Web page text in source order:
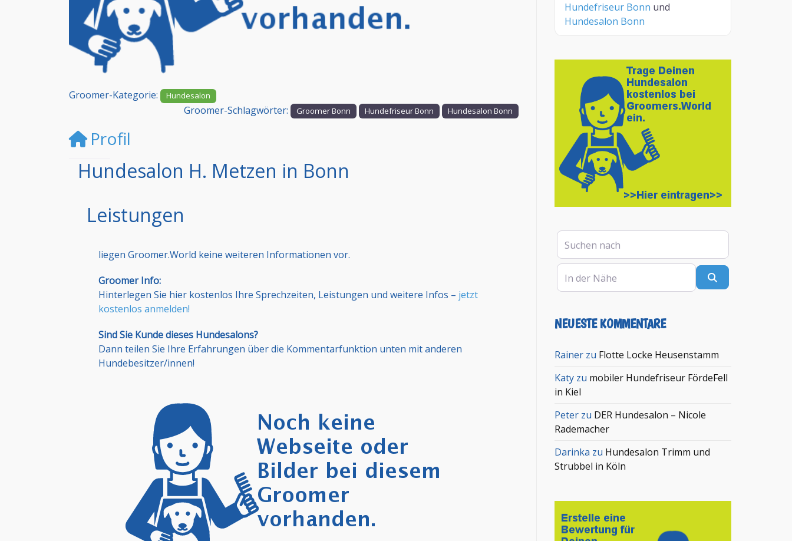
Groomer-Kategorie: Hundesalon
Groomer-Schlagwörter: Groomer Bonn Hundefriseur Bonn Hundesalon Bonn
Profil
Hundesalon H. Metzen in Bonn
Leistungen
liegen Groomer.World keine weiteren Informationen vor.
Groomer Info:
Hinterlegen Sie hier kostenlos Ihre Sprechzeiten, Leistungen und weitere Infos – jetzt
kostenlos anmelden!
Sind Sie Kunde dieses Hundesalons?
Dann teilen Sie Ihre Erfahrungen über die Kommentarfunktion unten mit anderen
Hundebesitzer/innen!
Hundefriseur Bonn und
Hundesalon Bonn
Suchen nach
In der Nähe
NEUESTE KOMMENTARE
Rainer zu Flotte Locke Heusenstamm
Katy zu mobiler Hundefriseur FördeFell
in Kiel
Peter zu DER Hundesalon – Nicole
Rademacher
Darinka zu Hundesalon Trimm und
Strubbel in Köln